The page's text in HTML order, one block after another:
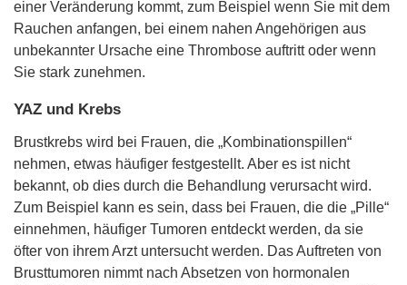
einer Veränderung kommt, zum Beispiel wenn Sie mit dem
Rauchen anfangen, bei einem nahen Angehörigen aus
unbekannter Ursache eine Thrombose auftritt oder wenn
Sie stark zunehmen.
YAZ und Krebs
Brustkrebs wird bei Frauen, die „Kombinationspillen“
nehmen, etwas häufiger festgestellt. Aber es ist nicht
bekannt, ob dies durch die Behandlung verursacht wird.
Zum Beispiel kann es sein, dass bei Frauen, die die „Pille“
einnehmen, häufiger Tumoren entdeckt werden, da sie
öfter von ihrem Arzt untersucht werden. Das Auftreten von
Brusttumoren nimmt nach Absetzen von hormonalen